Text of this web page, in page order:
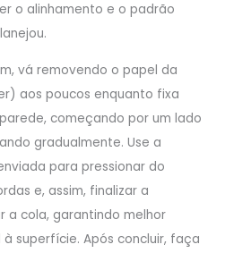
o alinhamento e o padrão
vá removendo o papel da
aos poucos enquanto fixa
começando por um lado
gradualmente. Use a
para pressionar do
e, assim, finalizar a
a cola, garantindo melhor
superfície. Após concluir, faça